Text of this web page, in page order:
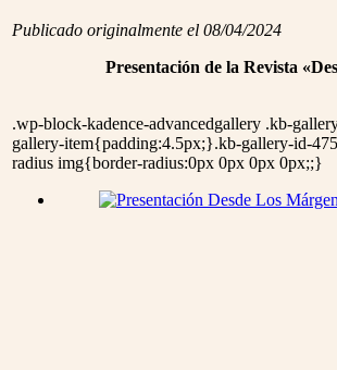
Publicado originalmente el 08/04/2024
Presentación de la Revista
.wp-block-kadence-advancedgallery .kb-
gallery-item{padding:4.5px;}.kb-gallery-id-
radius img{border-radius:0px 0px 0px 0px;;}